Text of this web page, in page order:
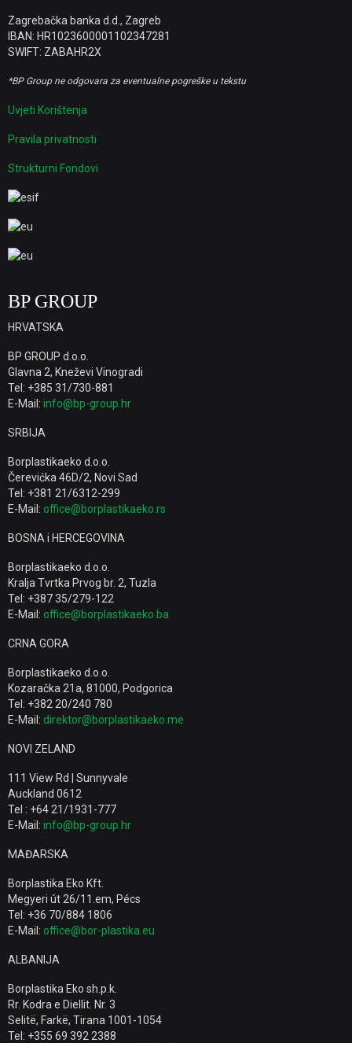
Zagrebačka banka d.d., Zagreb
IBAN: HR1023600001102347281
SWIFT: ZABAHR2X
*BP Group ne odgovara za eventualne pogreške u tekstu
Uvjeti Korištenja
Pravila privatnosti
Strukturni Fondovi
BP GROUP
HRVATSKA
BP GROUP d.o.o.
Glavna 2, Kneževi Vinogradi
Tel: +385 31/730-881
E-Mail: info@bp-group.hr
SRBIJA
Borplastikaeko d.o.o.
Čerevićka 46D/2, Novi Sad
Tel: +381 21/6312-299
E-Mail: office@borplastikaeko.rs
BOSNA i HERCEGOVINA
Borplastikaeko d.o.o.
Kralja Tvrtka Prvog br. 2, Tuzla
Tel: +387 35/279-122
E-Mail: office@borplastikaeko.ba
CRNA GORA
Borplastikaeko d.o.o.
Kozaračka 21a, 81000, Podgorica
Tel: +382 20/240 780
E-Mail: direktor@borplastikaeko.me
NOVI ZELAND
111 View Rd | Sunnyvale
Auckland 0612
Tel : +64 21/1931-777
E-Mail: info@bp-group.hr
MAĐARSKA
Borplastika Eko Kft.
Megyeri út 26/11.em, Pécs
Tel: +36 70/884 1806
E-Mail: office@bor-plastika.eu
ALBANIJA
Borplastika Eko sh.p.k.
Rr. Kodra e Diellit. Nr. 3
Selitë, Farkë, Tirana 1001-1054
Tel: +355 69 392 2388